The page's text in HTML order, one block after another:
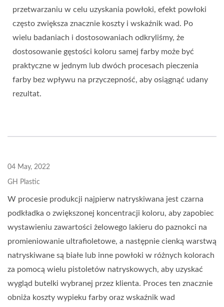
przetwarzaniu w celu uzyskania powłoki, efekt powłoki
często zwiększa znacznie koszty i wskaźnik wad. Po
wielu badaniach i dostosowaniach odkryliśmy, że
dostosowanie gęstości koloru samej farby może być
praktyczne w jednym lub dwóch procesach pieczenia
farby bez wpływu na przyczepność, aby osiągnąć udany
rezultat.
04 May, 2022
GH Plastic
W procesie produkcji najpierw natryskiwana jest czarna
podkładka o zwiększonej koncentracji koloru, aby zapobiec
wystawieniu zawartości żelowego lakieru do paznokci na
promieniowanie ultrafioletowe, a następnie cienką warstwą
natryskiwane są białe lub inne powłoki w różnych kolorach
za pomocą wielu pistoletów natryskowych, aby uzyskać
wygląd butelki wybranej przez klienta. Proces ten znacznie
obniża koszty wypieku farby oraz wskaźnik wad